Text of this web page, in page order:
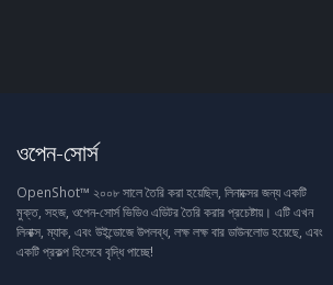
ওপেন-সোর্স
OpenShot™ ২০০৮ সালে তৈরি করা হয়েছিল, লিনাক্সের জন্য একটি
মুক্ত, সহজ, ওপেন-সোর্স ভিডিও এডিটর তৈরি করার প্রচেষ্টায়। এটি এখন
লিনাক্স, ম্যাক, এবং উইন্ডোজে উপলব্ধ, লক্ষ লক্ষ বার ডাউনলোড হয়েছে, এবং
একটি প্রকল্প হিসেবে বৃদ্ধি পাচ্ছে!